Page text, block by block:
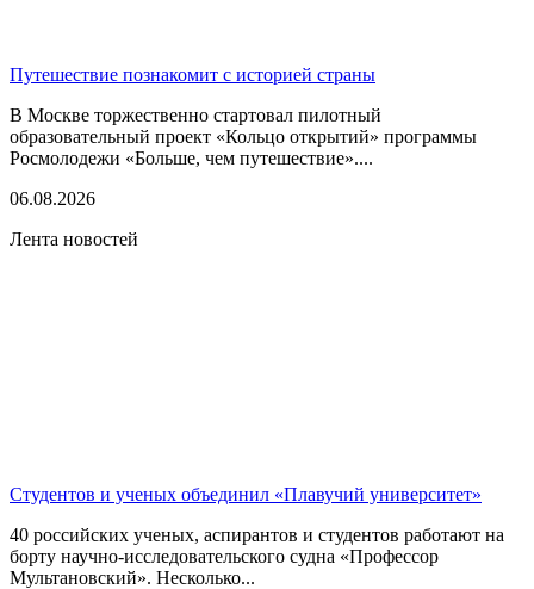
Путешествие познакомит с историей страны
В Москве торжественно стартовал пилотный
образовательный проект «Кольцо открытий» программы
Росмолодежи «Больше, чем путешествие»....
06.08.2026
Лента новостей
Студентов и ученых объединил «Плавучий университет»
40 российских ученых, аспирантов и студентов работают на
борту научно-исследовательского судна «Профессор
Мультановский». Несколько...